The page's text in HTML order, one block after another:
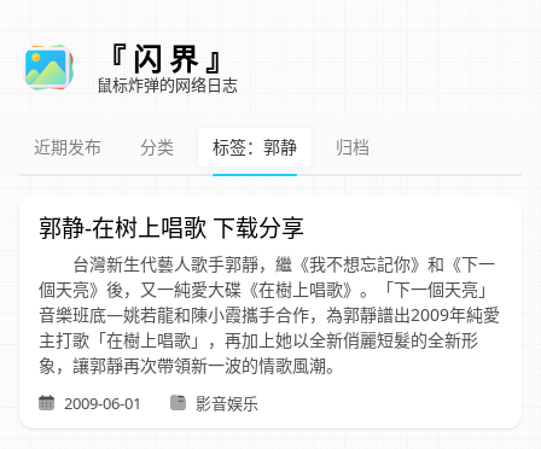
『 闪 界 』
鼠标炸弹的网络日志
近期发布 分类 标签：郭静 归档
郭静-在树上唱歌 下载分享
台灣新生代藝人歌手郭靜，繼《我不想忘記你》和《下一
個天亮》後，又一純愛大碟《在樹上唱歌》。「下一個天亮」
音樂班底—姚若龍和陳小霞攜手合作，為郭靜譜出2009年純愛
主打歌「在樹上唱歌」，再加上她以全新俏麗短髮的全新形
象，讓郭靜再次帶領新一波的情歌風潮。
2009-06-01 影音娱乐